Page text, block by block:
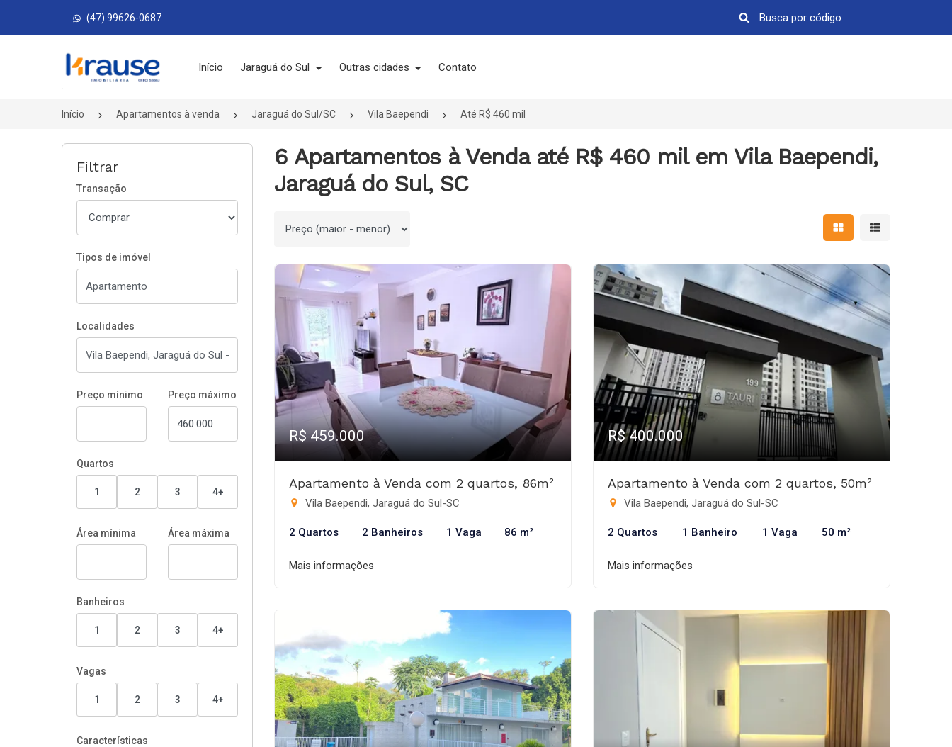
(47) 99626-0687
Página inicial
Início Jaraguá do Sul Outras cidades Contato
Início Apartamentos à venda Jaraguá do Sul/SC Vila Baependi Até R$ 460 mil
Filtrar
Transação
Tipos de imóvel
Localidades
Preço mínimo Preço máximo
Quartos
1 2 3 4+
Área mínima Área máxima
Banheiros
1 2 3 4+
Vagas
1 2 3 4+
Características
6 Apartamentos à Venda até R$ 460 mil em Vila Baependi,
Jaraguá do Sul, SC
Ordenar por Mostrar resultados em
Mostrar
R$ 459.000
Apartamento à Venda com 2 quartos, 86m²
Vila Baependi, Jaraguá do Sul-SC
2 Quartos 2 Banheiros 1 Vaga 86 m²
Mais informações
R$ 400.000
Apartamento à Venda com 2 quartos, 50m²
Vila Baependi, Jaraguá do Sul-SC
2 Quartos 1 Banheiro 1 Vaga 50 m²
Mais informações